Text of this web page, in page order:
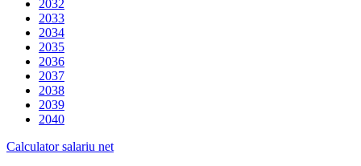
2032
2033
2034
2035
2036
2037
2038
2039
2040
Calculator salariu net